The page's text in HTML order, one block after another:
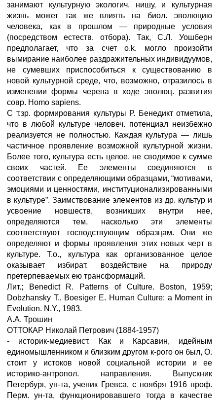
занимают культурную экологич. нишу, и культурная
жизнь может так же влиять на биол. эволюцию
человека, как в прошлом — природные условия
(посредством естеств. отбора). Так, С.Л. Уошберн
предполагает, что за счет o.k. могло произойти
вымирание наиболее раздражительных индивидуумов,
не сумевших приспособиться к существованию в
новой культурной среде, что, возможно, отразилось в
изменении формы черепа в ходе эволюц. развития
совр. Homo sapiens.
С т.зр. формирования культуры Р. Бенедикт отметила,
что в любой культуре человеч. потенциал неизбежно
реализуется не полностью. Каждая культура — лишь
частичное проявление возможной культурной жизни.
Более того, культура есть целое, не сводимое к сумме
своих частей. Ее элементы соединяются в
соответствии с определяющими образцами, “мотивами,
эмоциями и ценностями, институционализированными
в культуре”. Заимствование элементов из др. культур и
усвоение новшеств, возникших внутри нее,
определяются тем, насколько эти элементы
соответствуют господствующим образцам. Они же
определяют и формы проявления этих новых черт в
культуре. Т.о., культура как организованное целое
оказывает избират. воздействие на природу
претерпеваемых ею трансформаций.
Лит.; Benedict R. Patterns of Culture. Boston, 1959;
Dobzhansky Т., Boesiger E. Human Culture: a Moment in
Evolution. N.Y., 1983.
А.А. Трошин
ОТТОКАР Николай Петрович (1884-1957)
- историк-медиевист. Как и Карсавин, идейным
единомышленником и близким другом к-рого он был, О.
стоит у истоков новой социальной истории и ее
историко-антропол. направления. Выпускник
Петербург, ун-та, ученик Гревса, с ноября 1916 проф.
Перм. ун-та, функционировавшего тогда в качестве